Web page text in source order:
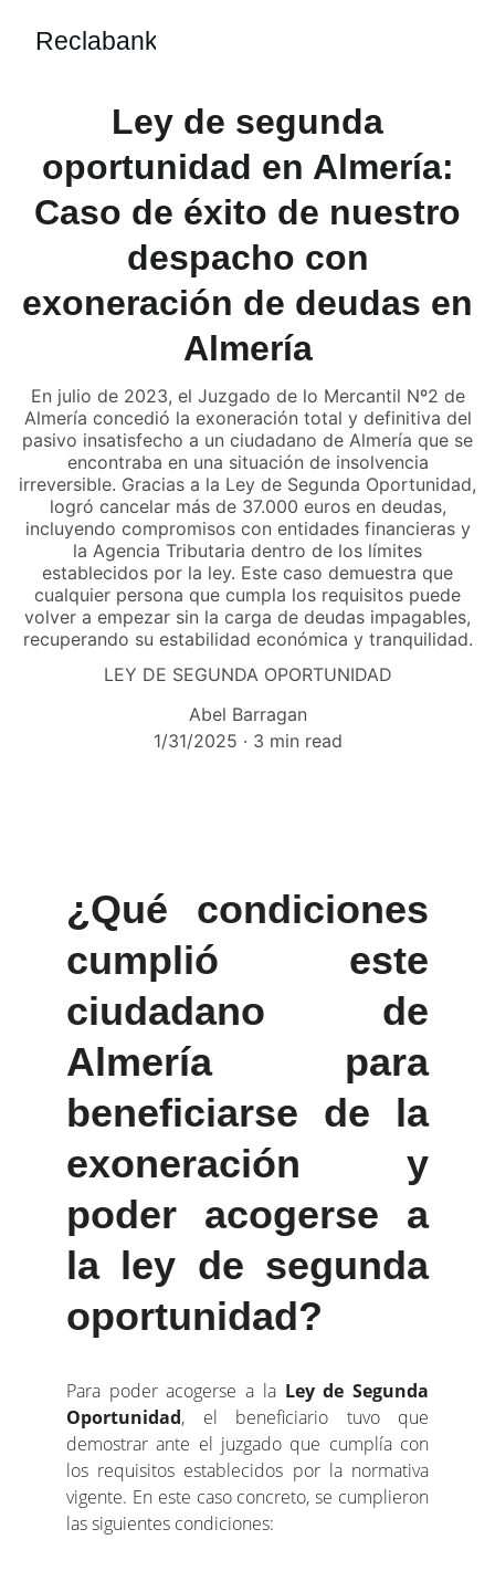
Reclabank
Ley de segunda
oportunidad en Almería:
Caso de éxito de nuestro
despacho con
exoneración de deudas en
Almería
En julio de 2023, el Juzgado de lo Mercantil Nº2 de
Almería concedió la exoneración total y definitiva del
pasivo insatisfecho a un ciudadano de Almería que se
encontraba en una situación de insolvencia
irreversible. Gracias a la Ley de Segunda Oportunidad,
logró cancelar más de 37.000 euros en deudas,
incluyendo compromisos con entidades financieras y
la Agencia Tributaria dentro de los límites
establecidos por la ley. Este caso demuestra que
cualquier persona que cumpla los requisitos puede
volver a empezar sin la carga de deudas impagables,
recuperando su estabilidad económica y tranquilidad.
LEY DE SEGUNDA OPORTUNIDAD
Abel Barragan
1/31/2025
3 min read
¿Qué condiciones
cumplió este
ciudadano de
Almería para
beneficiarse de la
exoneración y
poder acogerse a
la ley de segunda
oportunidad?
Para poder acogerse a la Ley de Segunda
Oportunidad, el beneficiario tuvo que
demostrar ante el juzgado que cumplía con
los requisitos establecidos por la normativa
vigente. En este caso concreto, se cumplieron
las siguientes condiciones: